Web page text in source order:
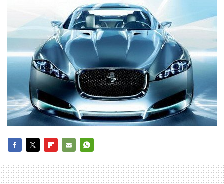
MAIL